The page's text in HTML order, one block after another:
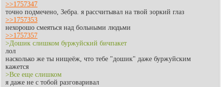
>>1757347
точно подмечено, Зебра. я рассчитывал на твой зоркий глаз
>>1757353
нехорошо смеяться над больными людьми
>>1757357
>Дошик слишком буржуйский бичпакет
лол
насколько же ты нищеёж, что тебе "дошик" даже буржуйским
кажется
>Все еще слишком
я даже не с тобой разговаривал